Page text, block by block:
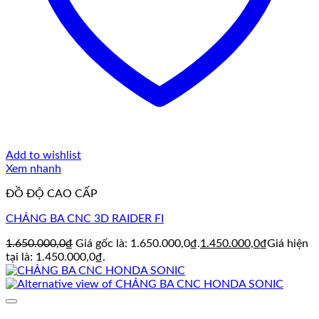
Add to wishlist
Xem nhanh
ĐỒ ĐỘ CAO CẤP
CHẢNG BA CNC 3D RAIDER FI
1.650.000,0₫ Giá gốc là: 1.650.000,0₫.1.450.000,0₫Giá hiện
tại là: 1.450.000,0₫.